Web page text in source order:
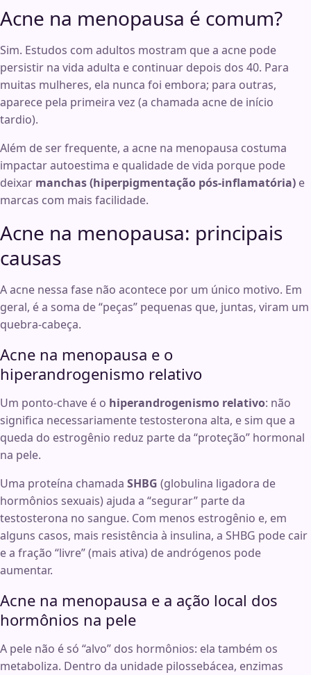
Acne na menopausa é comum?
Sim. Estudos com adultos mostram que a acne pode
persistir na vida adulta e continuar depois dos 40. Para
muitas mulheres, ela nunca foi embora; para outras,
aparece pela primeira vez (a chamada acne de início
tardio).
Além de ser frequente, a acne na menopausa costuma
impactar autoestima e qualidade de vida porque pode
deixar manchas (hiperpigmentação pós-inflamatória) e
marcas com mais facilidade.
Acne na menopausa: principais
causas
A acne nessa fase não acontece por um único motivo. Em
geral, é a soma de “peças” pequenas que, juntas, viram um
quebra-cabeça.
Acne na menopausa e o
hiperandrogenismo relativo
Um ponto-chave é o hiperandrogenismo relativo: não
significa necessariamente testosterona alta, e sim que a
queda do estrogênio reduz parte da “proteção” hormonal
na pele.
Uma proteína chamada SHBG (globulina ligadora de
hormônios sexuais) ajuda a “segurar” parte da
testosterona no sangue. Com menos estrogênio e, em
alguns casos, mais resistência à insulina, a SHBG pode cair
e a fração “livre” (mais ativa) de andrógenos pode
aumentar.
Acne na menopausa e a ação local dos
hormônios na pele
A pele não é só “alvo” dos hormônios: ela também os
metaboliza. Dentro da unidade pilossebácea, enzimas